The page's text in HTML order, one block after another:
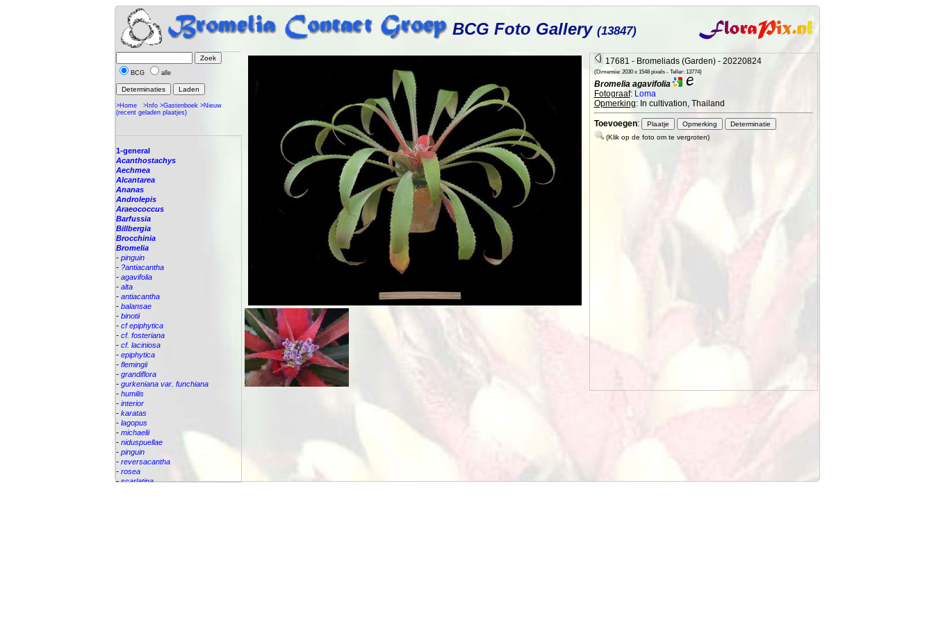
BCG Foto Gallery (13847)
BCG alle
>Home >Info >Gastenboek >Nieuw
(recent geladen plaatjes)
1-general
Acanthostachys
Aechmea
Alcantarea
Ananas
Androlepis
Araeococcus
Barfussia
Billbergia
Brocchinia
Bromelia
- pinguin
- ?antiacantha
- agavifolia
- alta
- antiacantha
- balansae
- binotii
- cf epiphytica
- cf. fosteriana
- cf. laciniosa
- epiphytica
- flemingii
- grandiflora
- gurkeniana var. funchiana
- humilis
- interior
- karatas
- lagopus
- michaelii
- niduspuellae
- pinguin
- reversacantha
- rosea
-scarlatina
17681 - Bromeliads (Garden) - 20220824
(Dimensie: 2030 x 1548 pixels - Teller: 13774)
Bromelia agavifolia
Fotograaf: Loma
Opmerking: In cultivation, Thailand
Toevoegen:
(Klik op de foto om te vergroten)